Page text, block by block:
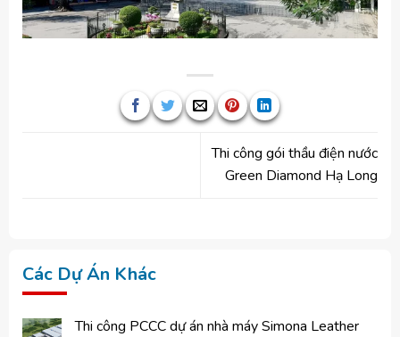
Thi công gói thầu điện nước
Green Diamond Hạ Long
Các Dự Án Khác
Thi công PCCC dự án nhà máy Simona Leather